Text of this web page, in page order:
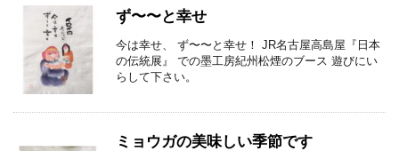
ず〜〜と幸せ
今は幸せ、 ず〜〜と幸せ！ JR名古屋高島屋『日本
の伝統展』 での墨工房紀州松煙のブース 遊びにい
らして下さい。
ミョウガの美味しい季節です